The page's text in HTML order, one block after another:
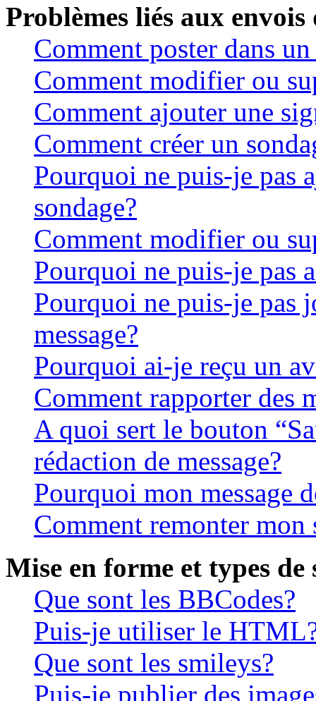
Problèmes liés aux envois
Comment poster dans
Comment modifier ou
Comment ajouter une
Comment créer un
Pourquoi ne puis-je pas
sondage?
Comment modifier ou
Pourquoi ne puis-je pas
Pourquoi ne puis-je pas
message?
Pourquoi ai-je reçu un
Comment rapporter des
A quoi sert le bouton
rédaction de message?
Pourquoi mon message
Comment remonter mon
Mise en forme et types de
Que sont les BBCodes?
Puis-je utiliser le
Que sont les smileys?
Puis-je publier des